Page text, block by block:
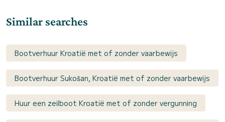
Similar searches
Bootverhuur Kroatië met of zonder vaarbewijs
Bootverhuur Sukošan, Kroatië met of zonder vaarbewijs
Huur een zeilboot Kroatië met of zonder vergunning